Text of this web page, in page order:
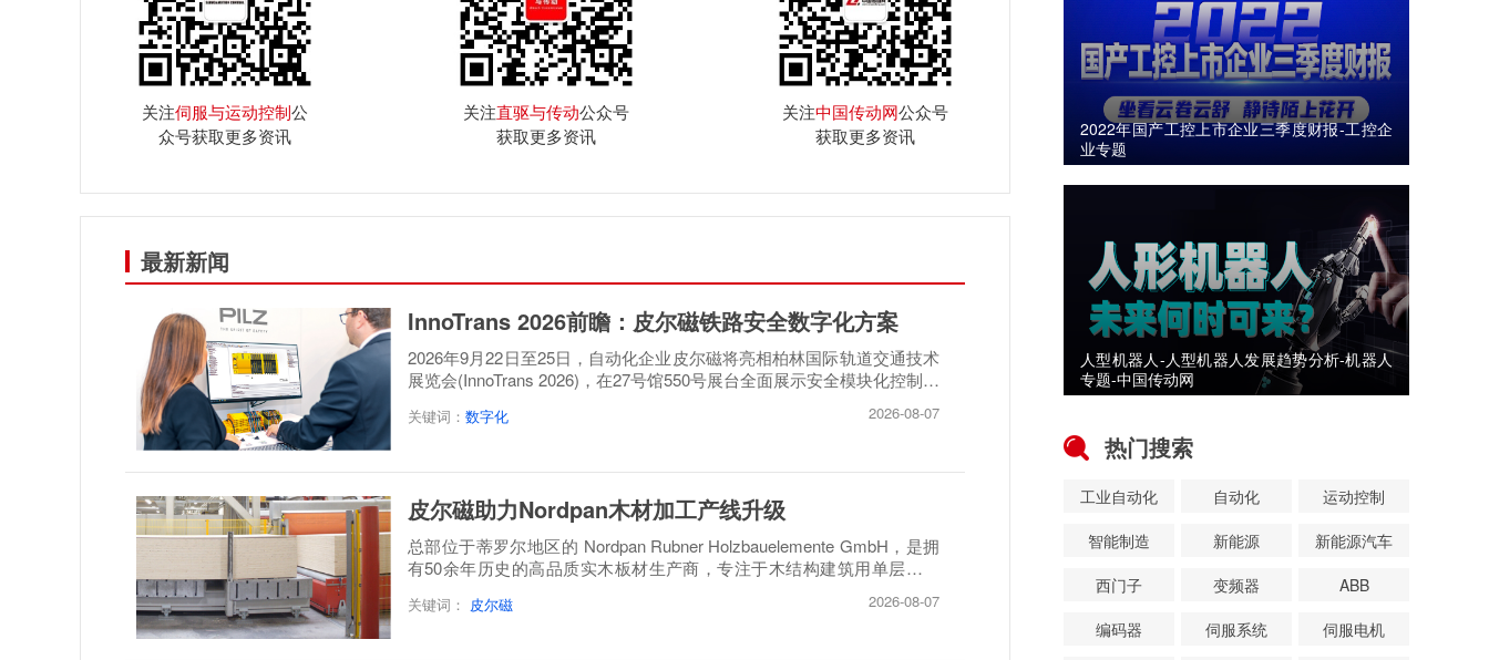
关注伺服与运动控制公
众号获取更多资讯
关注直驱与传动公众号
获取更多资讯
关注中国传动网公众号
获取更多资讯
最新新闻
InnoTrans 2026前瞻：皮尔磁铁路安全数字化方案
2026年9月22日至25日，自动化企业皮尔磁将亮相柏林国际轨道交通技术
展览会(InnoTrans 2026)，在27号馆550号展台全面展示安全模块化控制方
关键词： 数字化 2026-08-07
皮尔磁助力Nordpan木材加工产线升级
总部位于蒂罗尔地区的 Nordpan Rubner Holzbauelemente GmbH，是拥
有50余年历史的高品质实木板材生产商，专注于木结构建筑用单层、多
关键词： 皮尔磁 2026-08-07
2022年国产工控上市企业三季度财报-工控企
业专题
人型机器人-人型机器人发展趋势分析-机器人
专题-中国传动网
热门搜索
工业自动化 自动化
运动控制
智能制造
新能源
新能源汽车
西门子
变频器
ABB
编码器
伺服系统
伺服电机